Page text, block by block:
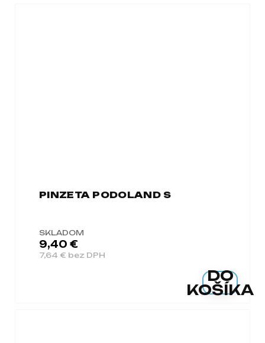
PINZETA PODOLAND S
SKLADOM
7,64 € bez DPH
9,40 €
DO
KOŠÍKA